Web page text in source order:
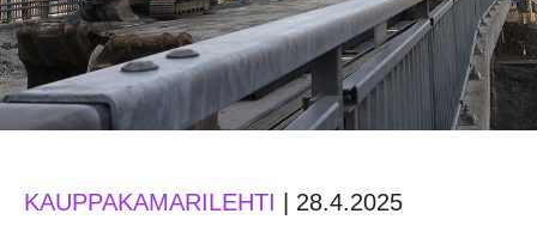
KAUPPAKAMARILEHTI 28.4.2025